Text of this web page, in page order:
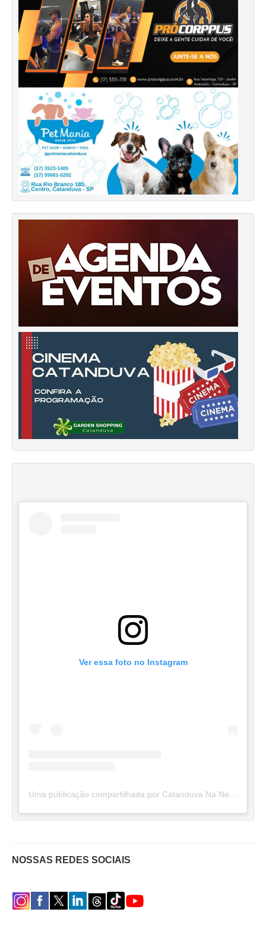
Ver essa foto no Instagram
Uma publicação compartilhada por Catanduva Na Net (@catanduvananett)
NOSSAS REDES SOCIAIS